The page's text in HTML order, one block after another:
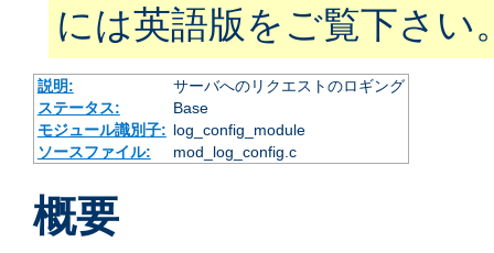
には英語版をご覧下さい
説明:
サーバへのリクエストのロギング
ステータス:
Base
モジュール識別子: log_config_module
ソースファイル:
mod_log_config.c
概要